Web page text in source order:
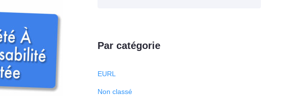
Par catégorie
EURL
Non classé